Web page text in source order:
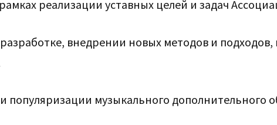
реализации уставных целей и задач
внедрении новых методов и
популяризации музыкального дополнительного